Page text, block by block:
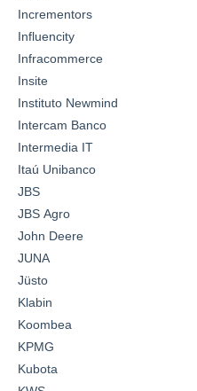
Incrementors
Influencity
Infracommerce
Insite
Instituto Newmind
Intercam Banco
Intermedia IT
Itaú Unibanco
JBS
JBS Agro
John Deere
JUNA
Jüsto
Klabin
Koombea
KPMG
Kubota